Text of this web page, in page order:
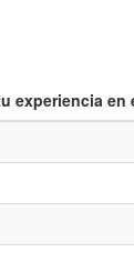
experiencia